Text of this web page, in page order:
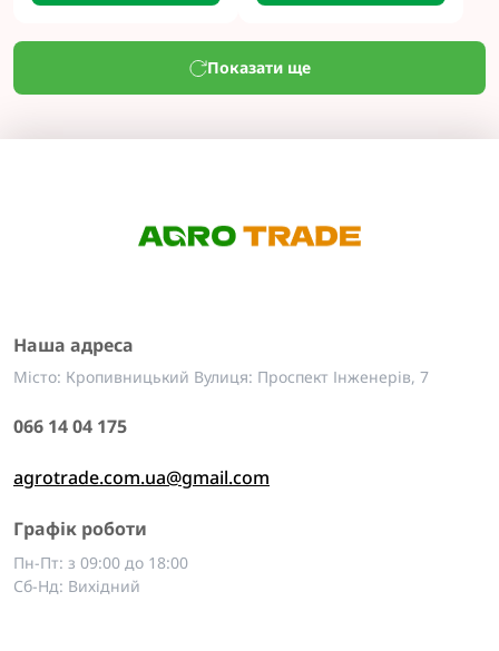
Показати ще
Наша адреса
Місто: Кропивницький Вулиця: Проспект Інженерів, 7
066 14 04 175
agrotrade.com.ua@gmail.com
Графік роботи
Пн-Пт: з 09:00 до 18:00
Сб-Нд: Вихідний